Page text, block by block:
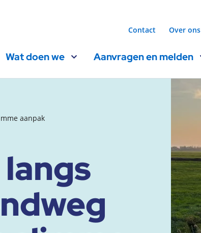
Contact Over ons
Wat doen we Aanvragen en melden
aanpak